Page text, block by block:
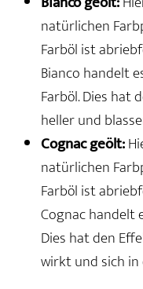
natürlichen
Farböl ist
Bianco handelt
Farböl. Dies hat
heller und
Cognac geölt:
natürlichen
Farböl ist
Cognac handelt
Dies hat den
wirkt und sich